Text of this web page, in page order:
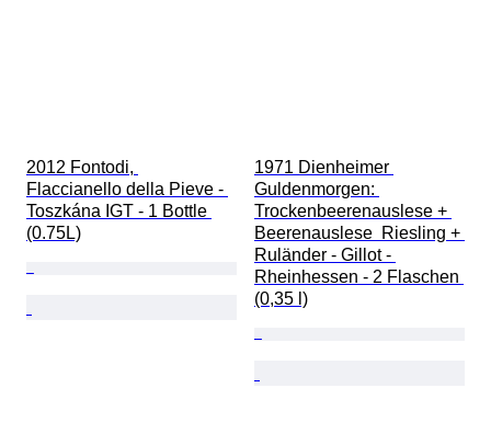
2012 Fontodi,
Flaccianello della Pieve -
Toszkána IGT - 1 Bottle
(0.75L)
1971 Dienheimer
Guldenmorgen:
Trockenbeerenauslese +
Beerenauslese  Riesling +
Ruländer - Gillot -
Rheinhessen - 2 Flaschen
(0,35 l)